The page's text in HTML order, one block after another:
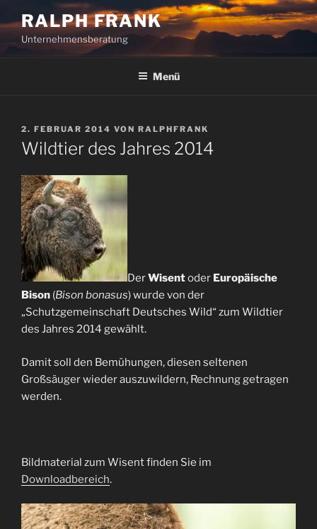
Inhalt
springen
RALPH FRANK
Unternehmensberatung
Menü
VERÖFFENTLICHT
AM
2. FEBRUAR 2014 VON RALPHFRANK
Wildtier des Jahres 2014
DerWisentoder Europäische
Bison (Bison bonasus) wurde von der
„Schutzgemeinschaft Deutsches Wild“ zum Wildtier
des Jahres 2014 gewählt.
Damit soll den Bemühungen, diesen seltenen
Großsäuger wieder auszuwildern, Rechnung getragen
werden.
Bildmaterial zum Wisent finden Sie im
Downloadbereich.